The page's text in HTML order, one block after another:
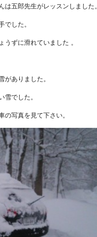
五郎先生がレッスンしました。
した。
ずに滑れていました 。
ありました。
でした。
写真を見て下さい。